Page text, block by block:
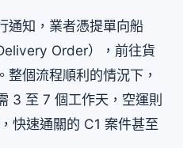
通知，業者憑提單向船
Order），前往貨
個流程順利的情況下，
3 至 7 個工作天，空運則
快速通關的 C1 案件甚至